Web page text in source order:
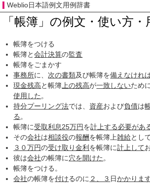
Weblio日本語例文用例辞書
「帳簿」の例文・使い方
帳簿をつける
帳簿と会計決算の監査
帳簿をごまかす
事務所に、 次の書類及び帳簿を備え なけれ
現金残高と帳簿 上の残高が一致しないため
使用した 。
持分プーリング法では、 資産および負債は
る 。
帳簿に受取利息25万円を計上する必要があ
その会社は相談役の報酬を帳簿上雑給とし
３０万円の受け取り金利を帳簿に計上して
彼は会社の帳簿に穴を開けた 。
帳簿をつける。
会社の帳簿を付けるのに ２、３ 日かかりま